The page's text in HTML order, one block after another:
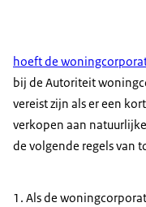
hoeft de
bij de Autoriteit
vereist zijn als er een
verkopen aan
de volgende regels van
Als de